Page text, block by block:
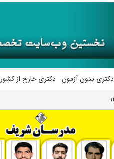
دکتری بدون آزمون دکتری خارج از کشور